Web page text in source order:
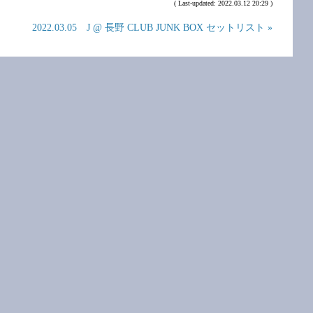
( Last-updated: 2022.03.12 20:29 )
2022.03.05 J @ 長野 CLUB JUNK BOX セットリスト »